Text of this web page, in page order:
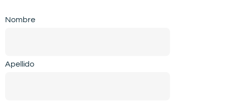
Nombre
Apellido